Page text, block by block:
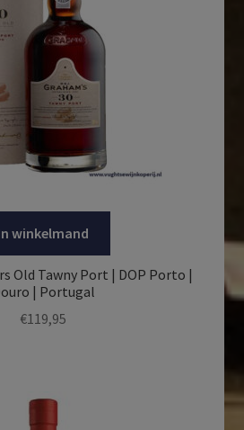
winkelmand
Old Tawny Port | DOP Porto |
| Portugal
€119,95